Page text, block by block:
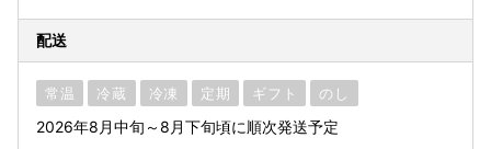
配送
常温 冷蔵 冷凍 定期 ギフト のし
2026年8月中旬～8月下旬頃に順次発送予定